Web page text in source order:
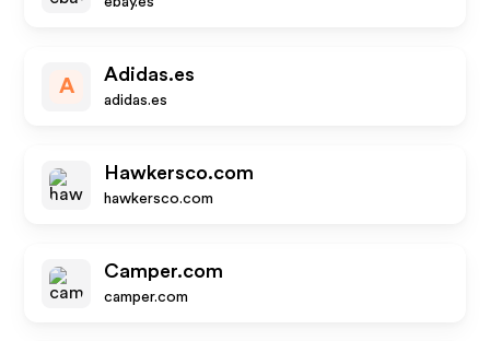
A
Adidas.es
adidas.es
Hawkersco.com
hawkersco.com
Camper.com
camper.com